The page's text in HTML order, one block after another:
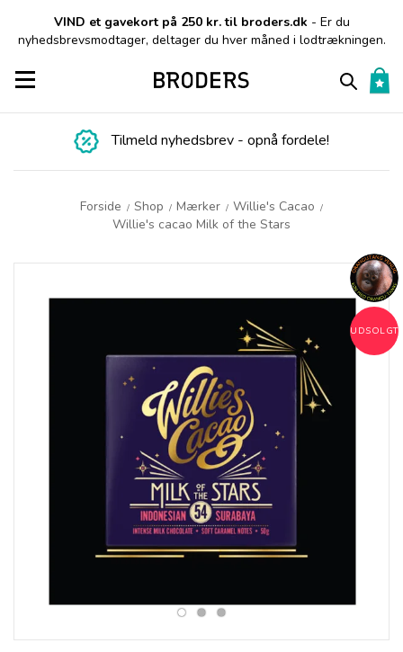
VIND et gavekort på 250 kr. til broders.dk - Er du
nyhedsbrevsmodtager, deltager du hver måned i lodtrækningen.
Toggle navigation
Tilmeld nyhedsbrev - opnå fordele!
Forside / Shop / Mærker / Willie's Cacao /
Willie's cacao Milk of the Stars
UDSOLGT